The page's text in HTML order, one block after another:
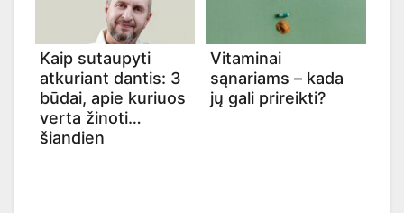
Kaip sutaupyti
atkuriant dantis: 3
būdai, apie kuriuos
verta žinoti
šiandien
Vitaminai
sąnariams – kada
jų gali prireikti?